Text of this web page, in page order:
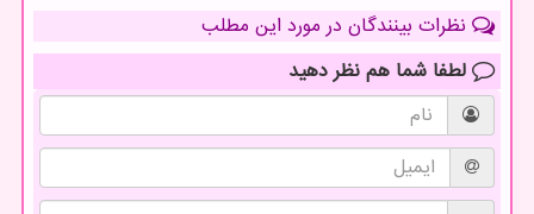
نظرات بینندگان در مورد این مطلب
لطفا شما هم نظر دهید